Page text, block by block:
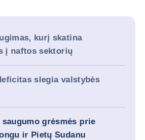
kurį skatina
į naftos sektorių
slegia valstybės
grėsmės prie
ir Pietų Sudanu